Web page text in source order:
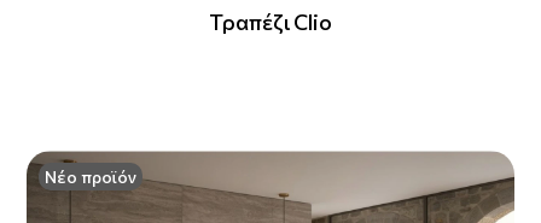
Τραπέζι Clio
Νέο προϊόν